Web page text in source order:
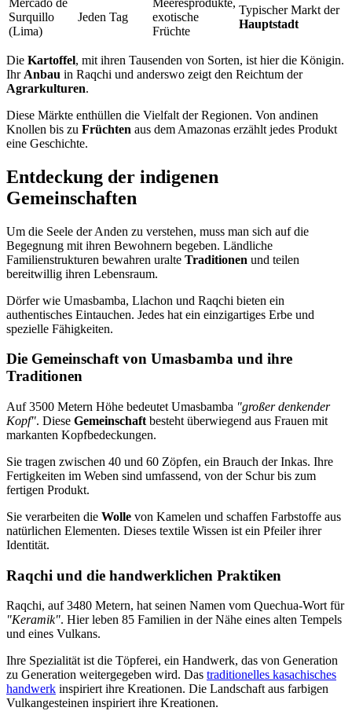
Surquillo
(Lima)
Jeden Tag
exotische
Früchte
Typischer Markt der
Hauptstadt
Die Kartoffel, mit ihren Tausenden von Sorten, ist hier die Königin.
Ihr Anbau in Raqchi und anderswo zeigt den Reichtum der
Agrarkulturen.
Diese Märkte enthüllen die Vielfalt der Regionen. Von andinen
Knollen bis zu Früchten aus dem Amazonas erzählt jedes Produkt
eine Geschichte.
Entdeckung der indigenen
Gemeinschaften
Um die Seele der Anden zu verstehen, muss man sich auf die
Begegnung mit ihren Bewohnern begeben. Ländliche
Familienstrukturen bewahren uralte Traditionen und teilen
bereitwillig ihren Lebensraum.
Dörfer wie Umasbamba, Llachon und Raqchi bieten ein
authentisches Eintauchen. Jedes hat ein einzigartiges Erbe und
spezielle Fähigkeiten.
Die Gemeinschaft von Umasbamba und ihre
Traditionen
Auf 3500 Metern Höhe bedeutet Umasbamba "großer denkender
Kopf". Diese Gemeinschaft besteht überwiegend aus Frauen mit
markanten Kopfbedeckungen.
Sie tragen zwischen 40 und 60 Zöpfen, ein Brauch der Inkas. Ihre
Fertigkeiten im Weben sind umfassend, von der Schur bis zum
fertigen Produkt.
Sie verarbeiten die Wolle von Kamelen und schaffen Farbstoffe aus
natürlichen Elementen. Dieses textile Wissen ist ein Pfeiler ihrer
Identität.
Raqchi und die handwerklichen Praktiken
Raqchi, auf 3480 Metern, hat seinen Namen vom Quechua-Wort für
"Keramik". Hier leben 85 Familien in der Nähe eines alten Tempels
und eines Vulkans.
Ihre Spezialität ist die Töpferei, ein Handwerk, das von Generation
zu Generation weitergegeben wird. Das traditionelles kasachisches
handwerk inspiriert ihre Kreationen. Die Landschaft aus farbigen
Vulkangesteinen inspiriert ihre Kreationen.